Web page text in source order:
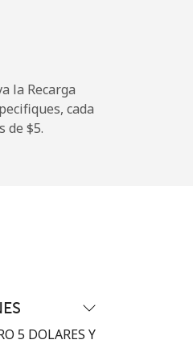
la Recarga
cada
de ⁦$5⁩.
5 DOLARES Y